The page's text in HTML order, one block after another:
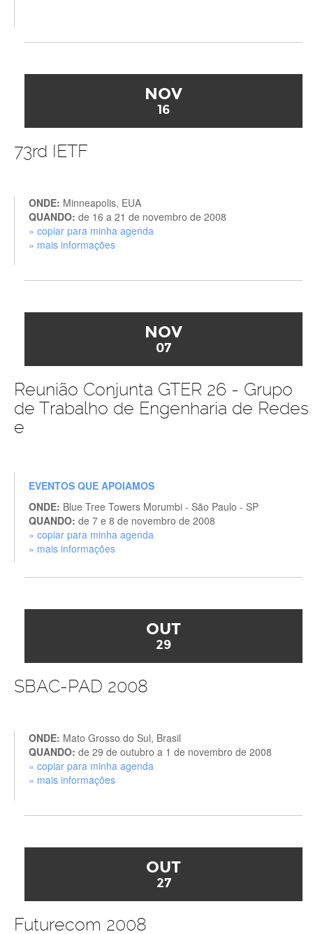
NOV
16
73rd IETF
ONDE: Minneapolis, EUA
QUANDO: de 16 a 21 de novembro de 2008
» copiar para minha agenda
» mais informações
NOV
07
Reunião Conjunta GTER 26 - Grupo
de Trabalho de Engenharia de Redes
e
EVENTOS QUE APOIAMOS
ONDE: Blue Tree Towers Morumbi - São Paulo - SP
QUANDO: de 7 e 8 de novembro de 2008
» copiar para minha agenda
» mais informações
OUT
29
SBAC-PAD 2008
ONDE: Mato Grosso do Sul, Brasil
QUANDO: de 29 de outubro a 1 de novembro de 2008
» copiar para minha agenda
» mais informações
OUT
27
Futurecom 2008